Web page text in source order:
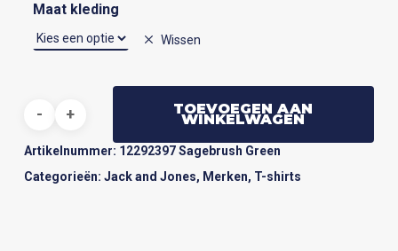
Maat kleding
Wissen
TOEVOEGEN AAN
WINKELWAGEN
Artikelnummer: 12292397 Sagebrush Green
Categorieën: Jack and Jones, Merken, T-shirts